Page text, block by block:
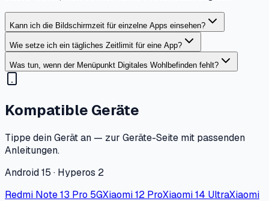
Kann ich die Bildschirmzeit für einzelne Apps einsehen?
Wie setze ich ein tägliches Zeitlimit für eine App?
Was tun, wenn der Menüpunkt Digitales Wohlbefinden fehlt?
Kompatible Geräte
Tippe dein Gerät an — zur Geräte-Seite mit passenden
Anleitungen.
Android 15 · Hyperos 2
Redmi Note 13 Pro 5GXiaomi 12 ProXiaomi 14 UltraXiaomi